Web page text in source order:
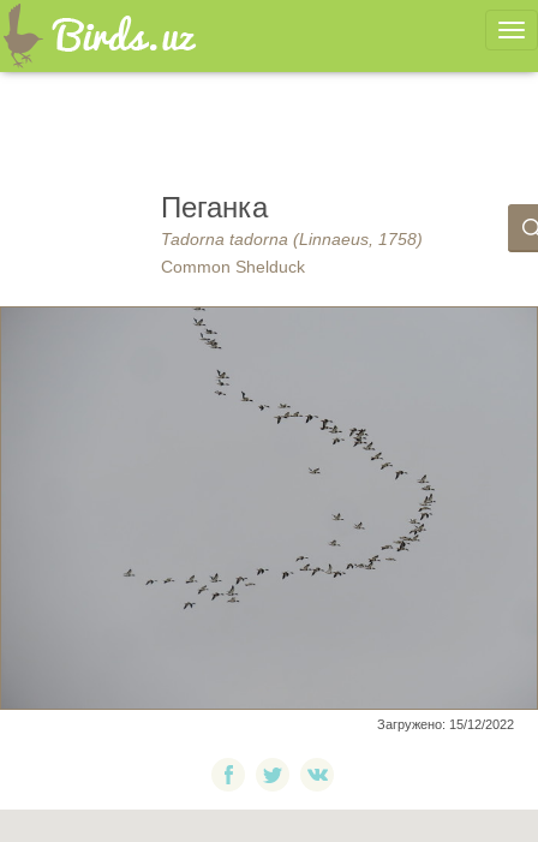
Пеганка
Tadorna tadorna (Linnaeus, 1758)
Common Shelduck
Загружено: 15/12/2022